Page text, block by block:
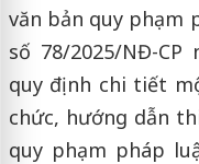
văn bản quy phạm
số 78/2025/NĐ-
quy định chi tiết
chức, hướng dẫn
quy phạm pháp